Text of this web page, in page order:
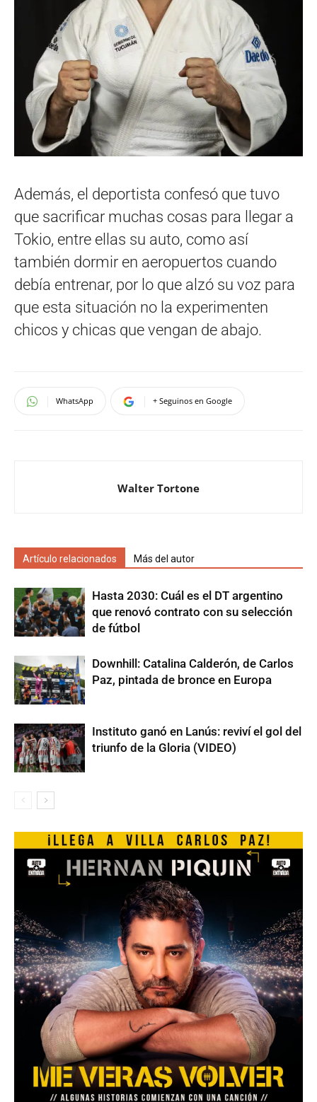
Además, el deportista confesó que tuvo
que sacrificar muchas cosas para llegar a
Tokio, entre ellas su auto, como así
también dormir en aeropuertos cuando
debía entrenar, por lo que alzó su voz para
que esta situación no la experimenten
chicos y chicas que vengan de abajo.
WhatsApp + Seguinos en Google
Walter Tortone
Artículo relacionados Más del autor
Hasta 2030: Cuál es el DT argentino
que renovó contrato con su selección
de fútbol
Downhill: Catalina Calderón, de Carlos
Paz, pintada de bronce en Europa
Instituto ganó en Lanús: reviví el gol del
triunfo de la Gloria (VIDEO)